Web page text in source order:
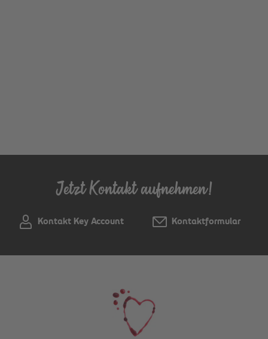
Jetzt Kontakt aufnehmen!
Kontakt Key Account Kontaktformular